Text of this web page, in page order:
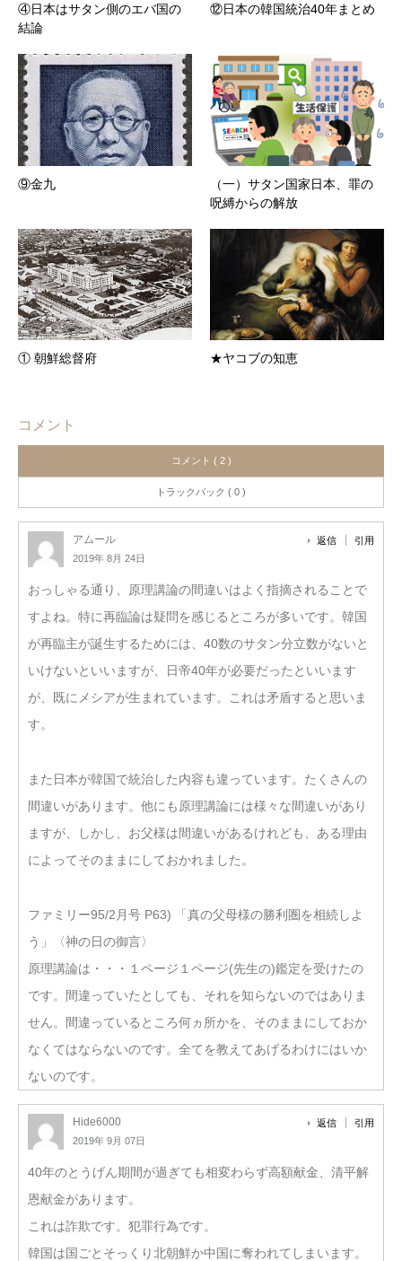
④日本はサタン側のエバ国の
結論
⑫日本の韓国統治40年まとめ
⑨金九
（一）サタン国家日本、罪の
呪縛からの解放
① 朝鮮総督府 ★ヤコブの知恵
コメント
コメント ( 2 )
トラックバック ( 0 )
アムール
2019年 8月 24日
返信 引用
おっしゃる通り、原理講論の間違いはよく指摘されることで
すよね。特に再臨論は疑問を感じるところが多いです。韓国
が再臨主が誕生するためには、40数のサタン分立数がないと
いけないといいますが、日帝40年が必要だったといいます
が、既にメシアが生まれています。これは矛盾すると思いま
す。
また日本が韓国で統治した内容も違っています。たくさんの
間違いがあります。他にも原理講論には様々な間違いがあり
ますが、しかし、お父様は間違いがあるけれども、ある理由
によってそのままにしておかれました。
ファミリー95/2月号 P63) 「真の父母様の勝利圏を相続しよ
う」〈神の日の御言〉
原理講論は・・・１ページ１ページ(先生の)鑑定を受けたの
です。間違っていたとしても、それを知らないのではありま
せん。間違っているところ何ヵ所かを、そのままにしておか
なくてはならないのです。全てを教えてあげるわけにはいか
ないのです。
Hide6000
2019年 9月 07日
返信 引用
40年のとうげん期間が過ぎても相変わらず高額献金、清平解
恩献金があります。
これは詐欺です。犯罪行為です。
韓国は国ごとそっくり北朝鮮か中国に奪われてしまいます。